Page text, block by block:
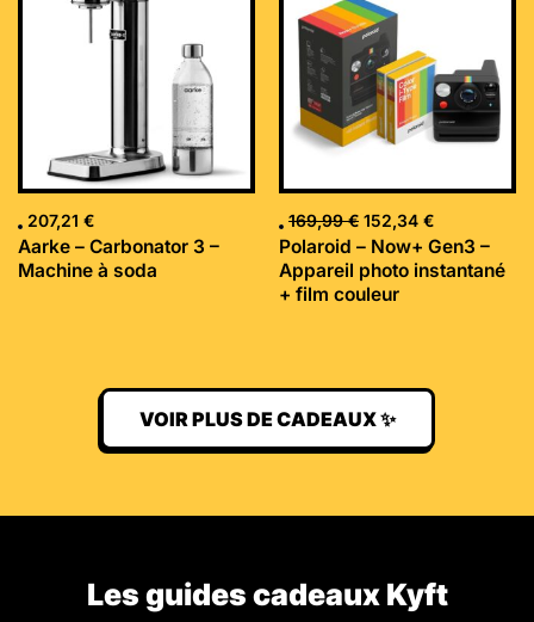
207,21 €
Aarke – Carbonator 3 –
Machine à soda
169,99€
initial
était :
169,99 €.
152,34 €
Polaroid – Now+ Gen3 –
Appareil photo instantané
+ film couleur
VOIR PLUS DE CADEAUX ✨
Les guides cadeaux Kyft​